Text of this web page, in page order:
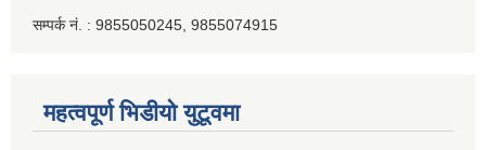
सम्पर्क नं. : 9855050245, 9855074915
महत्वपूर्ण भिडीयो युटूवमा